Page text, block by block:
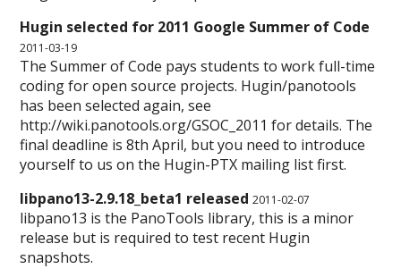
Hugin selected for 2011 Google Summer of Code
2011-03-19
The Summer of Code pays students to work full-time
coding for open source projects. Hugin/panotools
has been selected again, see
http://wiki.panotools.org/GSOC_2011 for details. The
final deadline is 8th April, but you need to introduce
yourself to us on the Hugin-PTX mailing list first.
libpano13-2.9.18_beta1 released 2011-02-07
libpano13 is the PanoTools library, this is a minor
release but is required to test recent Hugin
snapshots.